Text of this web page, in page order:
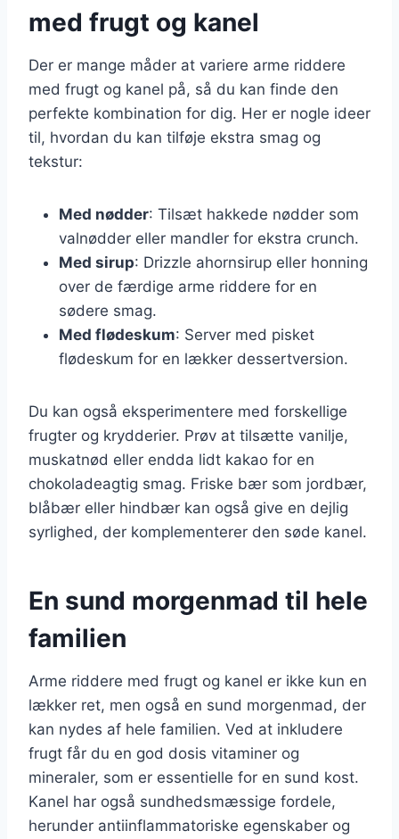
med frugt og kanel
Der er mange måder at variere arme riddere
med frugt og kanel på, så du kan finde den
perfekte kombination for dig. Her er nogle ideer
til, hvordan du kan tilføje ekstra smag og
tekstur:
Med nødder: Tilsæt hakkede nødder som
valnødder eller mandler for ekstra crunch.
Med sirup: Drizzle ahornsirup eller honning
over de færdige arme riddere for en
sødere smag.
Med flødeskum: Server med pisket
flødeskum for en lækker dessertversion.
Du kan også eksperimentere med forskellige
frugter og krydderier. Prøv at tilsætte vanilje,
muskatnød eller endda lidt kakao for en
chokoladeagtig smag. Friske bær som jordbær,
blåbær eller hindbær kan også give en dejlig
syrlighed, der komplementerer den søde kanel.
En sund morgenmad til hele
familien
Arme riddere med frugt og kanel er ikke kun en
lækker ret, men også en sund morgenmad, der
kan nydes af hele familien. Ved at inkludere
frugt får du en god dosis vitaminer og
mineraler, som er essentielle for en sund kost.
Kanel har også sundhedsmæssige fordele,
herunder antiinflammatoriske egenskaber og